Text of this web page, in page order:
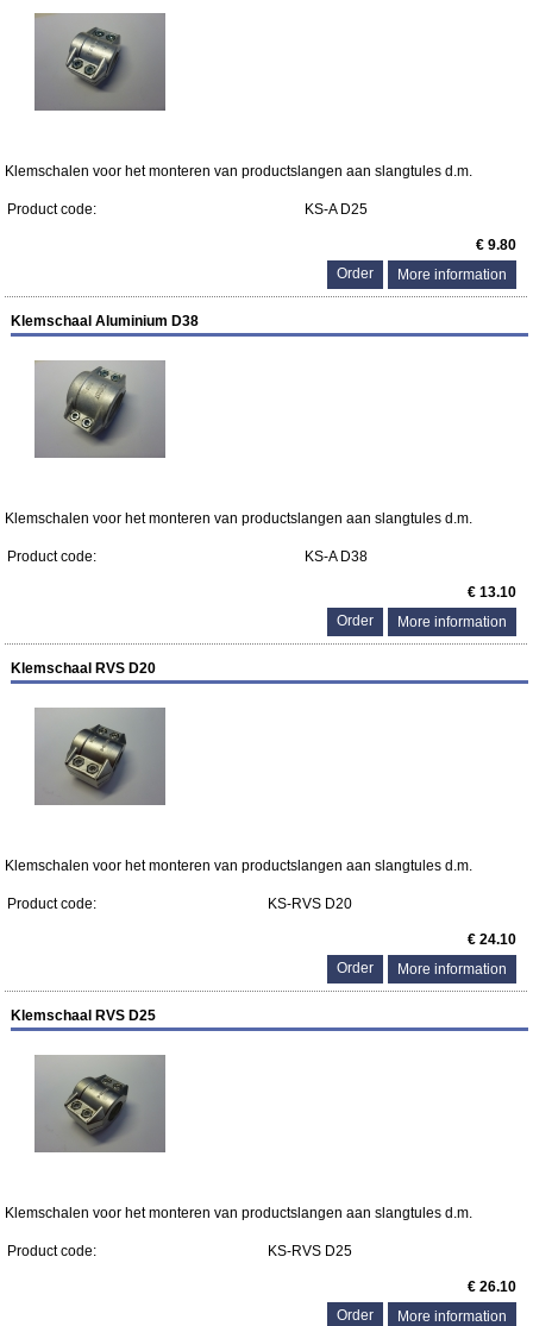
Klemschalen voor het monteren van productslangen aan slangtules d.m.
Product code: KS-A D25
€ 9.80
More information
Klemschaal Aluminium D38
Klemschalen voor het monteren van productslangen aan slangtules d.m.
Product code: KS-A D38
€ 13.10
More information
Klemschaal RVS D20
Klemschalen voor het monteren van productslangen aan slangtules d.m.
Product code: KS-RVS D20
€ 24.10
More information
Klemschaal RVS D25
Klemschalen voor het monteren van productslangen aan slangtules d.m.
Product code: KS-RVS D25
€ 26.10
More information